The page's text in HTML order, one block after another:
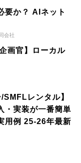
要か？ AIネット
会社
画官】ローカル
SMFLレンタル】
・実装が一番簡単
用例 25-26年最新